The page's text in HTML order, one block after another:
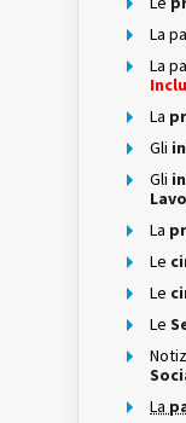
La
La
La
Gli
Gli
La
Le
Le
Le
La